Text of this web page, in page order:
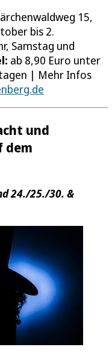
15,
bis 2.
Samstag und
ab 8,90 Euro unter
| Mehr Infos
und
dem
24./25./30. &